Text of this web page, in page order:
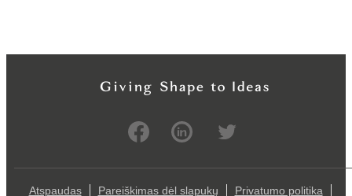
Atspaudas Pareiškimas dėl slapukų Privatumo politika